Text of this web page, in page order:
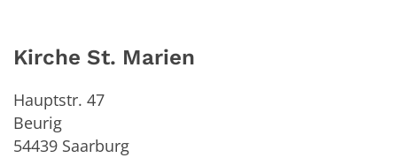
Kirche St. Marien
Hauptstr. 47
Beurig
54439 Saarburg